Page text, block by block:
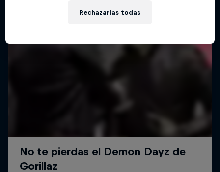
Rechazarlas todas